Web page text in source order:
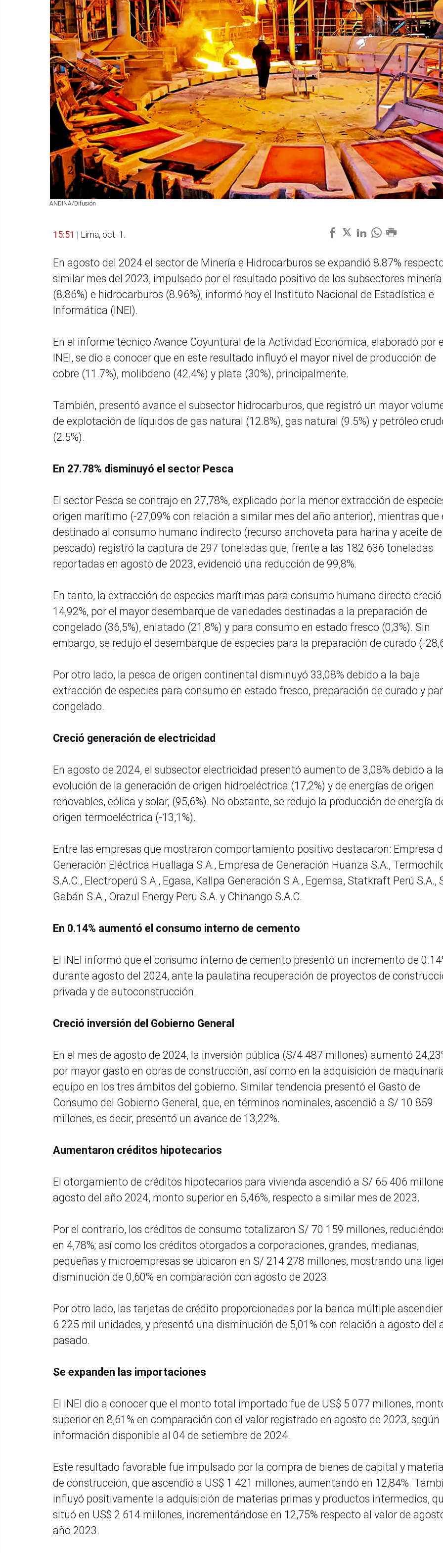
ANDINA/Difusión
15:51 | Lima, oct. 1.
En agosto del 2024 el sector de Minería e Hidrocarburos se expandió 8.87%
similar mes del 2023, impulsado por el resultado positivo de los subsectores minería
(8.86%) e hidrocarburos (8.96%), informó hoy el Instituto Nacional de Estadística e
Informática (INEI).
En el informe técnico Avance Coyuntural de la Actividad Económica, elaborado por
INEI, se dio a conocer que en este resultado influyó el mayor nivel de producción de
cobre (11.7%), molibdeno (42.4%) y plata (30%), principalmente.
También, presentó avance el subsector hidrocarburos, que registró un mayor
de explotación de líquidos de gas natural (12.8%), gas natural (9.5%) y petróleo
(2.5%).
En 27.78% disminuyó el sector Pesca
El sector Pesca se contrajo en 27,78%, explicado por la menor extracción de
origen marítimo (-27,09% con relación a similar mes del año anterior), mientras que
destinado al consumo humano indirecto (recurso anchoveta para harina y aceite de
pescado) registró la captura de 297 toneladas que, frente a las 182 636 toneladas
reportadas en agosto de 2023, evidenció una reducción de 99,8%.
En tanto, la extracción de especies marítimas para consumo humano directo creció
14,92%, por el mayor desembarque de variedades destinadas a la preparación de
congelado (36,5%), enlatado (21,8%) y para consumo en estado fresco (0,3%). Sin
embargo, se redujo el desembarque de especies para la preparación de curado (-
Por otro lado, la pesca de origen continental disminuyó 33,08% debido a la baja
extracción de especies para consumo en estado fresco, preparación de curado y
congelado.
Creció generación de electricidad
En agosto de 2024, el subsector electricidad presentó aumento de 3,08% debido a la
evolución de la generación de origen hidroeléctrica (17,2%) y de energías de origen
renovables, eólica y solar, (95,6%). No obstante, se redujo la producción de energía
origen termoeléctrica (-13,1%).
Entre las empresas que mostraron comportamiento positivo destacaron: Empresa
Generación Eléctrica Huallaga S.A., Empresa de Generación Huanza S.A.,
S.A.C., Electroperú S.A., Egasa, Kallpa Generación S.A., Egemsa, Statkraft Perú S.A.,
Gabán S.A., Orazul Energy Peru S.A. y Chinango S.A.C.
En 0.14% aumentó el consumo interno de cemento
El INEI informó que el consumo interno de cemento presentó un incremento de
durante agosto del 2024, ante la paulatina recuperación de proyectos de
privada y de autoconstrucción.
Creció inversión del Gobierno General
En el mes de agosto de 2024, la inversión pública (S/4 487 millones) aumentó
por mayor gasto en obras de construcción, así como en la adquisición de
equipo en los tres ámbitos del gobierno. Similar tendencia presentó el Gasto de
Consumo del Gobierno General, que, en términos nominales, ascendió a S/ 10 859
millones, es decir, presentó un avance de 13,22%.
Aumentaron créditos hipotecarios
El otorgamiento de créditos hipotecarios para vivienda ascendió a S/ 65 406
agosto del año 2024, monto superior en 5,46%, respecto a similar mes de 2023.
Por el contrario, los créditos de consumo totalizaron S/ 70 159 millones,
en 4,78%; así como los créditos otorgados a corporaciones, grandes, medianas,
pequeñas y microempresas se ubicaron en S/ 214 278 millones, mostrando una
disminución de 0,60% en comparación con agosto de 2023.
Por otro lado, las tarjetas de crédito proporcionadas por la banca múltiple
6 225 mil unidades, y presentó una disminución de 5,01% con relación a agosto del
pasado.
Se expanden las importaciones
El INEI dio a conocer que el monto total importado fue de US$ 5 077 millones,
superior en 8,61% en comparación con el valor registrado en agosto de 2023, según
información disponible al 04 de setiembre de 2024.
Este resultado favorable fue impulsado por la compra de bienes de capital y
de construcción, que ascendió a US$ 1 421 millones, aumentando en 12,84%.
influyó positivamente la adquisición de materias primas y productos intermedios,
situó en US$ 2 614 millones, incrementándose en 12,75% respecto al valor de
año 2023.